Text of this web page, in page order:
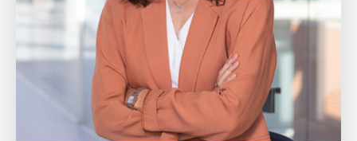
Hazte
socia